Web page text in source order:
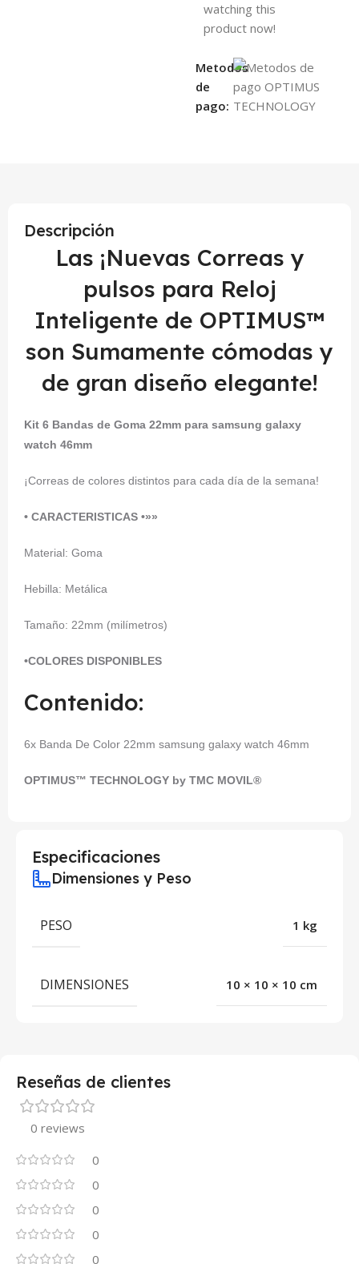
watching this
product now!
Metodos
de
pago:
Descripción
Las ¡Nuevas Correas y
pulsos para Reloj
Inteligente de OPTIMUS™
son Sumamente cómodas y
de gran diseño elegante!
Kit 6 Bandas de Goma 22mm para samsung galaxy
watch 46mm
¡Correas de colores distintos para cada día de la semana!
• CARACTERISTICAS •»»
Material: Goma
Hebilla: Metálica
Tamaño: 22mm (milímetros)
•COLORES DISPONIBLES
Contenido:
6x Banda De Color 22mm samsung galaxy watch 46mm
OPTIMUS™ TECHNOLOGY by TMC MOVIL®
Especificaciones
Dimensiones y Peso
PESO 1 kg
DIMENSIONES 10 × 10 × 10 cm
Reseñas de clientes
0 reviews
0
0
0
0
0